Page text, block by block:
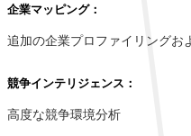
企業マッピング：
追加の企業プロファイリングお
競争インテリジェンス：
高度な競争環境分析